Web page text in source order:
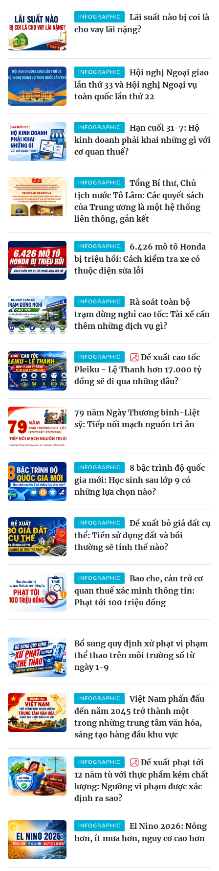
INFOGRAPHIC
Lãi suất nào bị coi là
cho vay lãi nặng?
INFOGRAPHIC
Hội nghị Ngoại giao
lần thứ 33 và Hội nghị Ngoại vụ
toàn quốc lần thứ 22
INFOGRAPHIC
Hạn cuối 31-7: Hộ
kinh doanh phải khai những gì với
cơ quan thuế?
INFOGRAPHIC
Tổng Bí thư, Chủ
tịch nước Tô Lâm: Các quyết sách
của Trung ương là một hệ thống
liên thông, gắn kết
INFOGRAPHIC
6.426 mô tô Honda
bị triệu hồi: Cách kiểm tra xe có
thuộc diện sửa lỗi
INFOGRAPHIC
Rà soát toàn bộ
trạm dừng nghỉ cao tốc: Tài xế cần
thêm những dịch vụ gì?
INFOGRAPHIC
Đề xuất cao tốc
Pleiku - Lệ Thanh hơn 17.000 tỷ
đồng sẽ đi qua những đâu?
79 năm Ngày Thương binh-Liệt
sỹ: Tiếp nối mạch nguồn tri ân
INFOGRAPHIC
8 bậc trình độ quốc
gia mới: Học sinh sau lớp 9 có
những lựa chọn nào?
INFOGRAPHIC
Đề xuất bỏ giá đất cụ
thể: Tiền sử dụng đất và bồi
thường sẽ tính thế nào?
INFOGRAPHIC
Bao che, cản trở cơ
quan thuế xác minh thông tin:
Phạt tới 100 triệu đồng
Bổ sung quy định xử phạt vi phạm
thể thao trên môi trường số từ
ngày 1-9
INFOGRAPHIC
Việt Nam phấn đấu
đến năm 2045 trở thành một
trong những trung tâm văn hóa,
sáng tạo hàng đầu khu vực
INFOGRAPHIC
Đề xuất phạt tới
12 năm tù với thực phẩm kém chất
lượng: Ngưỡng vi phạm được xác
định ra sao?
INFOGRAPHIC
El Nino 2026: Nóng
hơn, ít mưa hơn, nguy cơ cao hơn